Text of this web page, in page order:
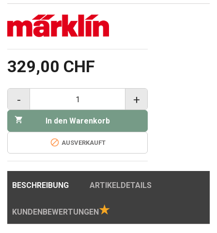
329,00 CHF
- +
 In den Warenkorb
 AUSVERKAUFT
BESCHREIBUNG ARTIKELDETAILS
KUNDENBEWERTUNGEN★